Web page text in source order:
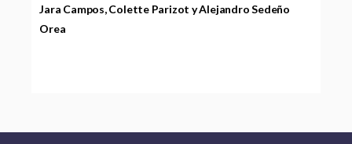
Jara Campos, Colette Parizot y Alejandro Sedeño
Orea